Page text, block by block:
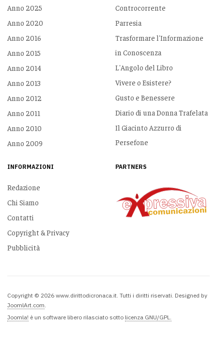
Anno 2025
Anno 2020
Anno 2016
Anno 2015
Anno 2014
Anno 2013
Anno 2012
Anno 2011
Anno 2010
Anno 2009
Controcorrente
Parresia
Trasformare l'Informazione
in Conoscenza
L'Angolo del Libro
Vivere o Esistere?
Gusto e Benessere
Diario di una Donna Trafelata
Il Giacinto Azzurro di
Persefone
INFORMAZIONI
Redazione
Chi Siamo
Contatti
Copyright & Privacy
Pubblicità
PARTNERS
Copyright © 2026 www.dirittodicronaca.it. Tutti i diritti riservati. Designed by
JoomlArt.com.
Joomla! è un software libero rilasciato sotto licenza GNU/GPL.